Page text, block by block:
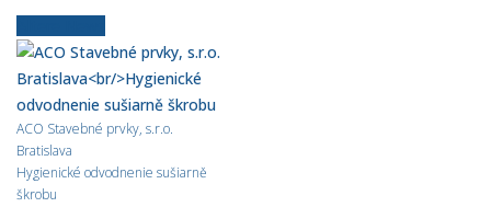
ACO Stavebné prvky, s.r.o.
Bratislava
Hygienické odvodnenie sušiarně
škrobu